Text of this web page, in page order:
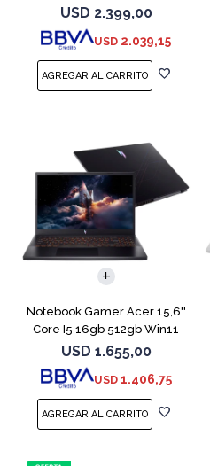
5060
USD 2.399,00
USD 2.039,15
Notebook Gamer Acer 15,6''
Core I5 16gb 512gb Win11
Rtx5050
USD 1.655,00
USD 1.406,75
COMPARAR